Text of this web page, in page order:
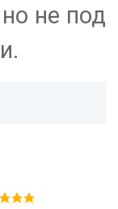
не под